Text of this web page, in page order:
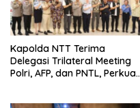
Kapolda NTT Terima
Delegasi Trilateral Meeting
Polri, AFP, dan PNTL, Perkuat